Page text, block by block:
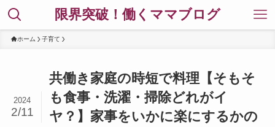
限界突破！働くママブログ
ホーム 子育て
共働き家庭の時短で料理【そもそ
も食事・洗濯・掃除どれがイ
ヤ？】家事をいかに楽にするかの
2024
2/11